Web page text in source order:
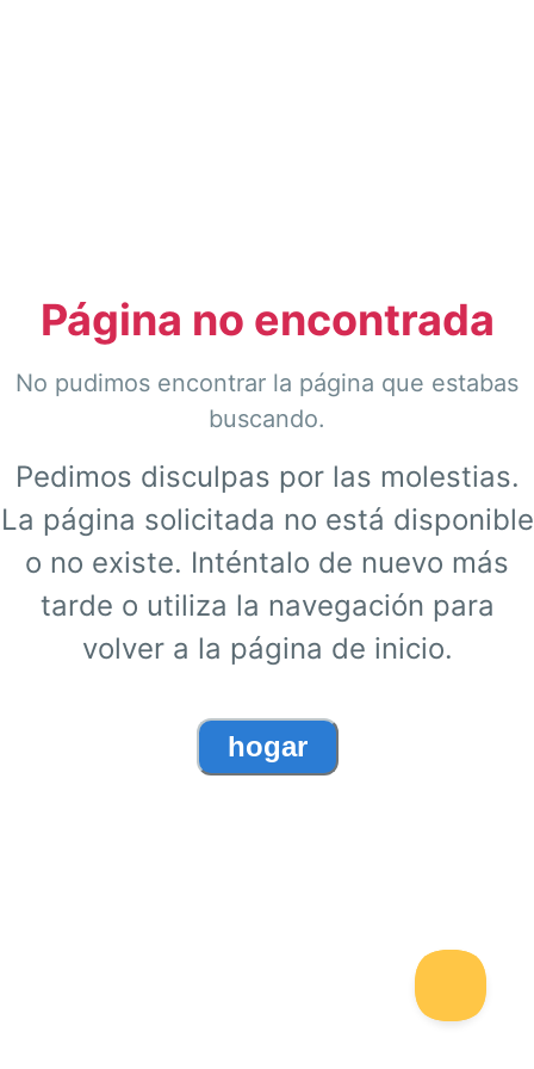
Página no encontrada
No pudimos encontrar la página que estabas
buscando.
Pedimos disculpas por las molestias.
La página solicitada no está disponible
o no existe. Inténtalo de nuevo más
tarde o utiliza la navegación para
volver a la página de inicio.
hogar